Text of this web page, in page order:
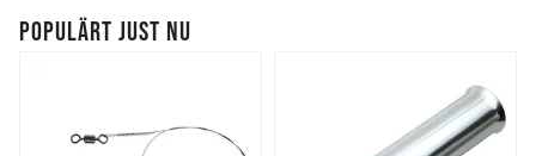
POPULÄRT JUST NU